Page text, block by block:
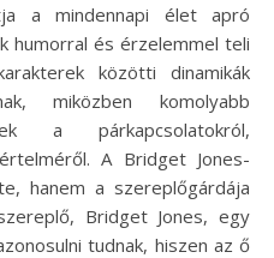
a mindennapi élet apró
humorral és érzelemmel teli
közötti dinamikák
miközben komolyabb
a párkapcsolatokról,
A Bridget Jones-
hanem a szereplőgárdája
Bridget Jones, egy
tudnak, hiszen az ő